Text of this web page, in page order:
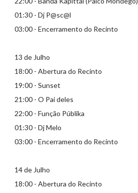
01:30 - Dj P@sc@l
03:00 - Encerramento do Recinto
13 de Julho
18:00 - Abertura do Recinto
19:00 - Sunset
21:00 - O Pai deles
22:00 - Função Públika
01:30 - Dj Melo
03:00 - Encerramento do Recinto
14 de Julho
18:00 - Abertura do Recinto